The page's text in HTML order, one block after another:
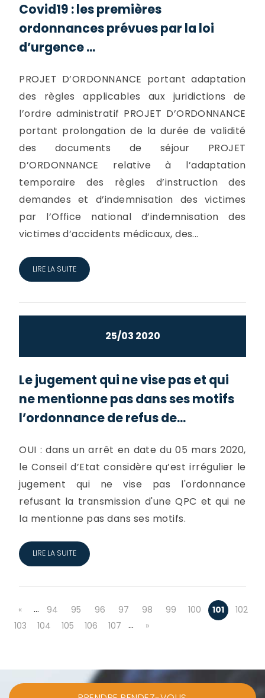
Covid19 : les premières
ordonnances prévues par la loi
d’urgence ...
PROJET D’ORDONNANCE portant adaptation
des règles applicables aux juridictions de
l’ordre administratif PROJET D’ORDONNANCE
portant prolongation de la durée de validité
des documents de séjour PROJET
D’ORDONNANCE relative à l’adaptation
temporaire des règles d’instruction des
demandes et d’indemnisation des victimes
par l’Office national d’indemnisation des
victimes d’accidents médicaux, des...
LIRE LA SUITE
25/03 2020
Le jugement qui ne vise pas et qui
ne mentionne pas dans ses motifs
l’ordonnance de refus de...
OUI : dans un arrêt en date du 05 mars 2020,
le Conseil d’Etat considère qu’est irrégulier le
jugement qui ne vise pas l'ordonnance
refusant la transmission d'une QPC et qui ne
la mentionne pas dans ses motifs.
LIRE LA SUITE
« … 94 95 96 97 98 99 100 101
102
103
104 105 106 107 … »